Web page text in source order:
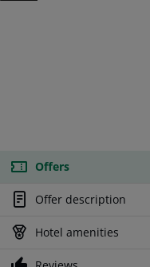
Offers
Offer description
Hotel amenities